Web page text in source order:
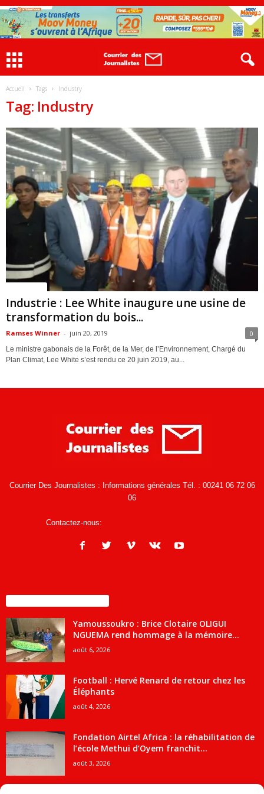
Accueil Tags Industry
Tag: Industry
Industrie : Lee White inaugure une usine de
transformation du bois...
Ramses Winner - juin 20, 2019 0
Le ministre gabonais de la Forêt, de la Mer, de l’Environnement, Chargé du
Plan Climat, Lee White s’est rendu ce 20 juin 2019, au...
Courrier Des Journalistes : Informations générales Tél. : 00241 06 72 06
06
Contactez-nous:
Yamoussoukro : Brice Clotaire OLIGUI
NGUEMA rend hommage à la mémoire...
août 6, 2026
Football : Hervé Renard de retour chez les
Éléphants
août 4, 2026
Fondation Airtel Africa : la réhabilitation de
l’école Methui d’Oyem franchit...
août 3, 2026